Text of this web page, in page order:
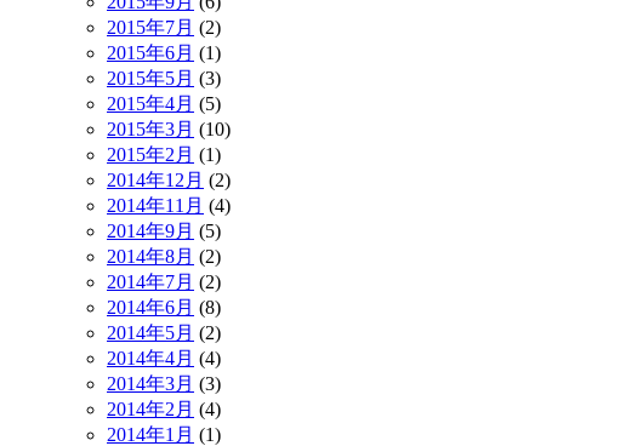
2015年7月 (2)
2015年6月 (1)
2015年5月 (3)
2015年4月 (5)
2015年3月 (10)
2015年2月 (1)
2014年12月 (2)
2014年11月 (4)
2014年9月 (5)
2014年8月 (2)
2014年7月 (2)
2014年6月 (8)
2014年5月 (2)
2014年4月 (4)
2014年3月 (3)
2014年2月 (4)
2014年1月 (1)